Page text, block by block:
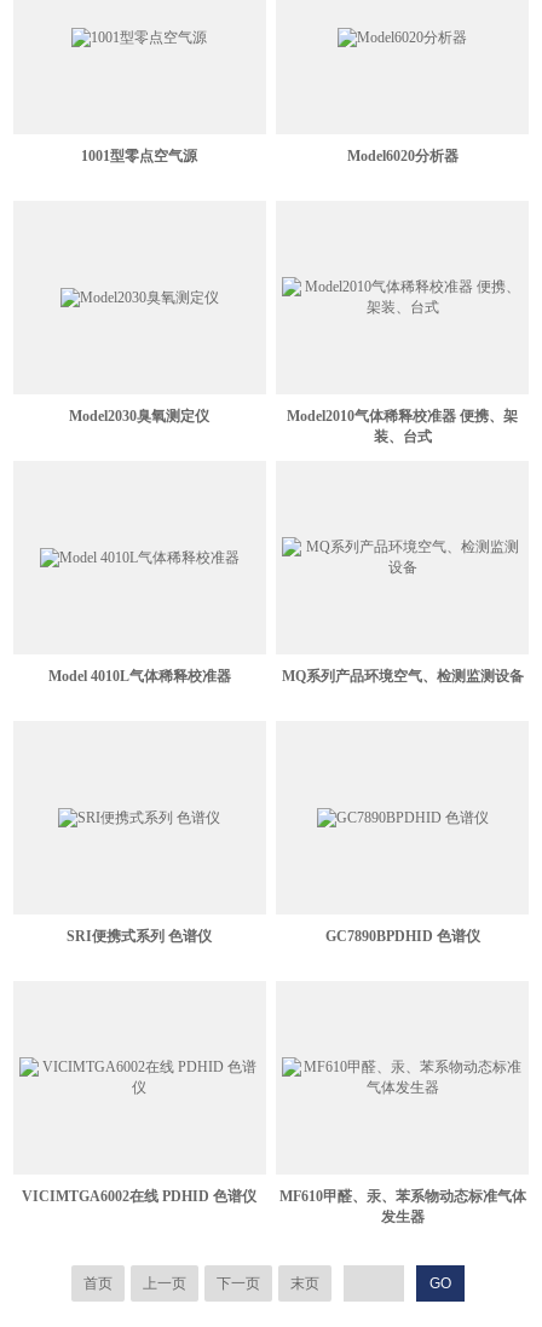
1001型零点空气源 Model6020分析器
Model2030臭氧测定仪
Model2010气体稀释校准器 便携、架
装、台式
Model 4010L气体稀释校准器 MQ系列产品环境空气、检测监测设备
SRI便携式系列 色谱仪 GC7890BPDHID 色谱仪
VICIMTGA6002在线 PDHID 色谱仪
MF610甲醛、汞、苯系物动态标准气体
发生器
首页 上一页 下一页 末页